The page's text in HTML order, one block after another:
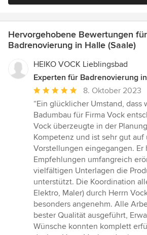
Hervorgehobene Bewertungen
Badrenovierung in Halle (Saale)
HEIKO VOCK Lieblingsbad
Experten für Badrenovierung
Durchschnittliche
Bewertung:
5
von
5
Sternen
8. Oktober 2023
“Ein glücklicher Umstand, dass
Badumbau für Firma Vock
Vock überzeugte in der
Kompetenz und ist sehr gut auf
Vorstellungen eingegangen. Er
Empfehlungen umfangreich
vielfältigen Unterlagen die
unterstützt. Die Koordination
Elektro, Maler) durch Herrn
besonders angenehm. Alle
bester Qualität ausgeführt,
Wünsche konnten komplett